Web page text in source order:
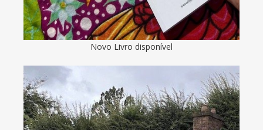
Novo Livro disponível